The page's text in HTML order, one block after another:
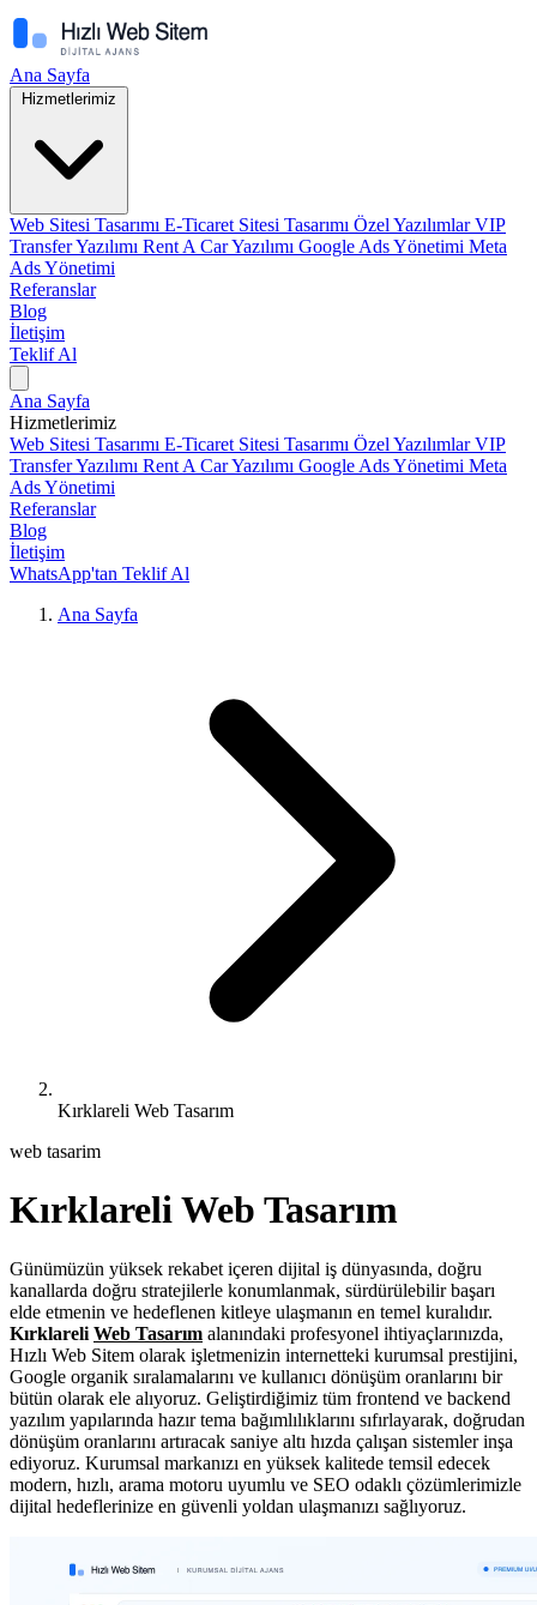
Ana Sayfa
Hizmetlerimiz
Web Sitesi Tasarımı E-Ticaret Sitesi Tasarımı Özel YazılımlarVIP
Transfer Yazılımı Rent A Car Yazılımı Google Ads Yönetimi Meta
Ads Yönetimi
Referanslar
Blog
İletişim
Teklif Al
Ana Sayfa
Hizmetlerimiz
Web Sitesi Tasarımı E-Ticaret Sitesi Tasarımı Özel YazılımlarVIP
Transfer Yazılımı Rent A Car Yazılımı Google Ads Yönetimi Meta
Ads Yönetimi
Referanslar
Blog
İletişim
WhatsApp'tan Teklif Al
Ana Sayfa
Kırklareli Web Tasarım
web tasarim
Kırklareli Web Tasarım
Günümüzün yüksek rekabet içeren dijital iş dünyasında, doğru
kanallarda doğru stratejilerle konumlanmak, sürdürülebilir başarı
elde etmenin ve hedeflenen kitleye ulaşmanın en temel kuralıdır.
Kırklareli Web Tasarım alanındaki profesyonel ihtiyaçlarınızda,
Hızlı Web Sitem olarak işletmenizin internetteki kurumsal prestijini,
Google organik sıralamalarını ve kullanıcı dönüşüm oranlarını bir
bütün olarak ele alıyoruz. Geliştirdiğimiz tüm frontend ve backend
yazılım yapılarında hazır tema bağımlılıklarını sıfırlayarak, doğrudan
dönüşüm oranlarını artıracak saniye altı hızda çalışan sistemler inşa
ediyoruz. Kurumsal markanızı en yüksek kalitede temsil edecek
modern, hızlı, arama motoru uyumlu ve SEO odaklı çözümlerimizle
dijital hedeflerinize en güvenli yoldan ulaşmanızı sağlıyoruz.